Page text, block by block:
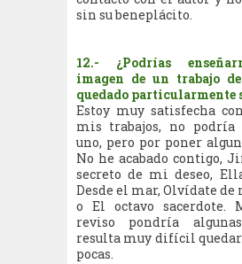
sin su beneplácito.
12.- ¿Podrías
imagen de un trabajo
quedado particularmente
Estoy muy satisfecha
mis trabajos, no podría
uno, pero por poner
No he acabado contigo,
secreto de mi deseo,
Desde el mar, Olvídate de
o El octavo sacerdote.
reviso pondría
resulta muy difícil
pocas.